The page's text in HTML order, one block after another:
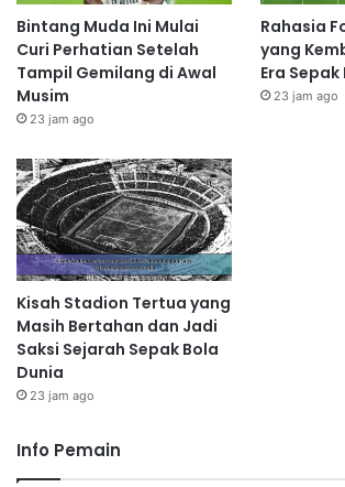
Bintang Muda Ini Mulai
Curi Perhatian Setelah
Tampil Gemilang di Awal
Musim
23 jam ago
Rahasia
yang
Era
23 jam ago
Kisah Stadion Tertua yang
Masih Bertahan dan Jadi
Saksi Sejarah Sepak Bola
Dunia
23 jam ago
Info Pemain